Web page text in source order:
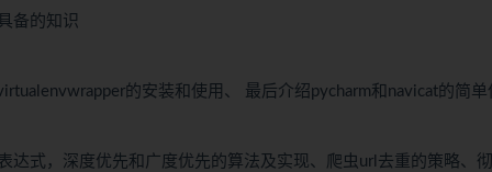
备的知识
的安装和使用、 最后介绍pycharm和navicat的简单
式，深度优先和广度优先的算法及实现、爬虫url去重的策略、